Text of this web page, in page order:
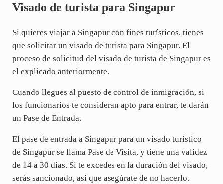
Visado de turista para Singapur
Si quieres viajar a Singapur con fines turísticos, tienes
que solicitar un visado de turista para Singapur. El
proceso de solicitud del visado de turista de Singapur es
el explicado anteriormente.
Cuando llegues al puesto de control de inmigración, si
los funcionarios te consideran apto para entrar, te darán
un Pase de Entrada.
El pase de entrada a Singapur para un visado turístico
de Singapur se llama Pase de Visita, y tiene una validez
de 14 a 30 días. Si te excedes en la duración del visado,
serás sancionado, así que asegúrate de no hacerlo.